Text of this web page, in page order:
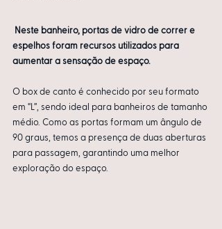
Neste banheiro, portas de vidro de correr e
espelhos foram recursos utilizados para
aumentar a sensação de espaço.
O box de canto é conhecido por seu formato
em “L”, sendo ideal para banheiros de tamanho
médio. Como as portas formam um ângulo de
90 graus, temos a presença de duas aberturas
para passagem, garantindo uma melhor
exploração do espaço.